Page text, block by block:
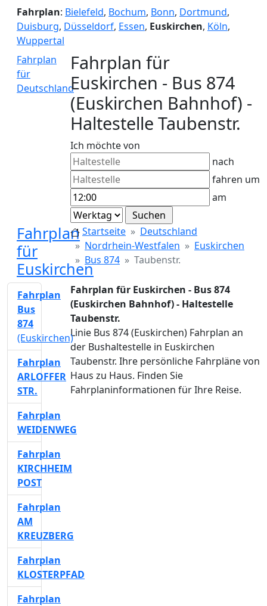
Fahrplan: Bielefeld, Bochum, Bonn, Dortmund,
Duisburg, Düsseldorf, Essen, Euskirchen, Köln,
Wuppertal
Fahrplan
für
Deutschland
Fahrplan für
Euskirchen - Bus 874
(Euskirchen Bahnhof) -
Haltestelle Taubenstr.
Ich möchte von
nach
fahren um
am
Fahrplan
für
Euskirchen
Startseite
Deutschland
Nordrhein-Westfalen
Euskirchen
Bus 874
Taubenstr.
Fahrplan für Euskirchen - Bus 874
(Euskirchen Bahnhof) - Haltestelle
Taubenstr.
Linie Bus 874 (Euskirchen) Fahrplan an
der Bushaltestelle in Euskirchen
Taubenstr. Ihre persönliche Fahrpläne von
Haus zu Haus. Finden Sie
Fahrplaninformationen für Ihre Reise.
Fahrplan
Bus
874
(Euskirchen)
Fahrplan
ARLOFFER
STR.
Fahrplan
WEIDENWEG
Fahrplan
KIRCHHEIM
POST
Fahrplan
AM
KREUZBERG
Fahrplan
KLOSTERPFAD
Fahrplan